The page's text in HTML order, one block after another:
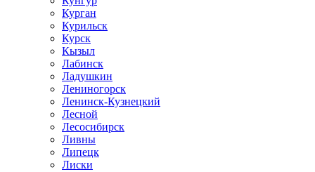
Курган
Курильск
Курск
Кызыл
Лабинск
Ладушкин
Лениногорск
Ленинск-Кузнецкий
Лесной
Лесосибирск
Ливны
Липецк
Лиски